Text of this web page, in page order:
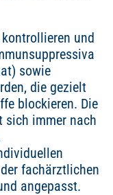
und
sowie
die gezielt
blockieren. Die
sich immer nach
fachärztlichen
angepasst.